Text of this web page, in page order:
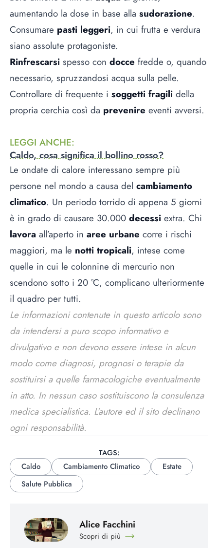
aumentando la dose in base alla sudorazione.
Consumare pasti leggeri, in cui frutta e verdura
siano assolute protagoniste.
Rinfrescarsi spesso con docce fredde o, quando
necessario, spruzzandosi acqua sulla pelle.
Controllare di frequente i soggetti fragili della
propria cerchia così da prevenire eventi avversi.
LEGGI ANCHE:
Caldo, cosa significa il bollino rosso?
Le ondate di calore interessano sempre più
persone nel mondo a causa del cambiamento
climatico. Un periodo torrido di appena 5 giorni
è in grado di causare 30.000 decessi extra. Chi
lavora all’aperto in aree urbane corre i rischi
maggiori, ma le notti tropicali, intese come
quelle in cui le colonnine di mercurio non
scendono sotto i 20 °C, complicano ulteriormente
il quadro per tutti.
Le informazioni contenute in questo articolo sono
da intendersi a puro scopo informativo e
divulgativo e non devono essere intese in alcun
modo come diagnosi, prognosi o terapie da
sostituirsi a quelle farmacologiche eventualmente
in atto. In nessun caso sostituiscono la consulenza
medica specialistica. L’autore ed il sito declinano
ogni responsabilità.
TAGS:
Caldo
Cambiamento Climatico
Estate
Salute Pubblica
Alice Facchini
Scopri di più